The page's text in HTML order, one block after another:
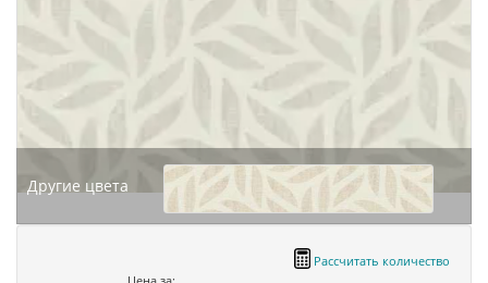
Другие цвета
Рассчитать количество